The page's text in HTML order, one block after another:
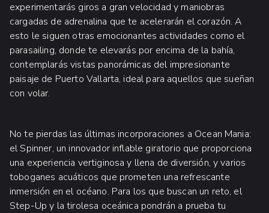
experimentarás giros a gran velocidad y maniobras
cargadas de adrenalina que te acelerarán el corazón. A
esto le siguen otras emocionantes actividades como el
parasailing, donde te elevarás por encima de la bahía,
contemplarás vistas panorámicas del impresionante
paisaje de Puerto Vallarta, ideal para aquellos que sueñan
con volar.
No te pierdas las últimas incorporaciones a Ocean Mania:
el Spinner, un innovador inflable giratorio que proporciona
una experiencia vertiginosa y llena de diversión, y varios
toboganes acuáticos que prometen una refrescante
inmersión en el océano. Para los que buscan un reto, el
Step-Up y la tirolesa oceánica pondrán a prueba tu